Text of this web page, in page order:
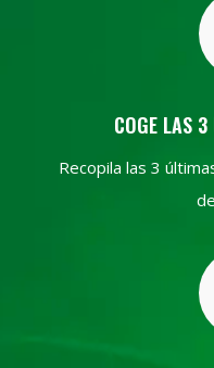
COGE LAS
Recopila las 3